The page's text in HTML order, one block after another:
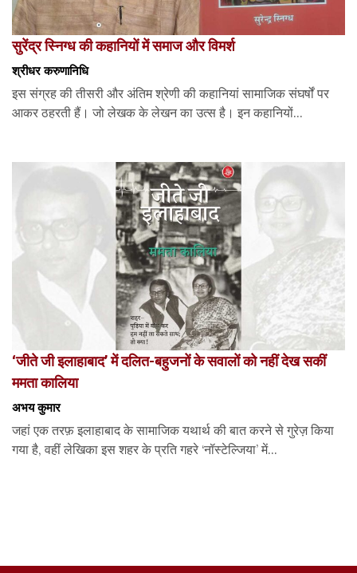
सुरेंद्र स्निग्ध की कहानियों में समाज और विमर्श
श्रीधर करुणानिधि
इस संग्रह की तीसरी और अंतिम श्रेणी की कहानियां सामाजिक संघर्षों पर
आकर ठहरती हैं। जो लेखक के लेखन का उत्स है। इन कहानियों...
‘जीते जी इलाहाबाद’ में दलित-बहुजनों के सवालों को नहीं देख सकीं
ममता कालिया
अभय कुमार
जहां एक तरफ़ इलाहाबाद के सामाजिक यथार्थ की बात करने से गुरेज़ किया
गया है, वहीं लेखिका इस शहर के प्रति गहरे ‘नॉस्टेल्जिया’ में...